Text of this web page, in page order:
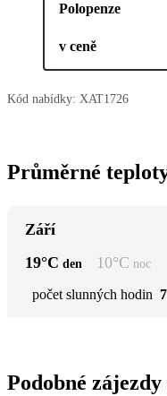
Polopenze
v ceně
Kód nabídky: XAT1726
Průměrné
Září
19°C den 10°C noc
počet slunných hodin
Podobné